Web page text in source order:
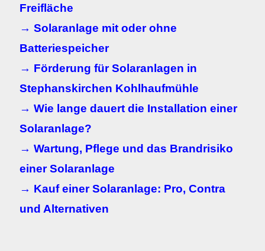
Freifläche
→ Solaranlage mit oder ohne
Batteriespeicher
→ Förderung für Solaranlagen in
Stephanskirchen Kohlhaufmühle
→ Wie lange dauert die Installation einer
Solaranlage?
→ Wartung, Pflege und das Brandrisiko
einer Solaranlage
→ Kauf einer Solaranlage: Pro, Contra
und Alternativen